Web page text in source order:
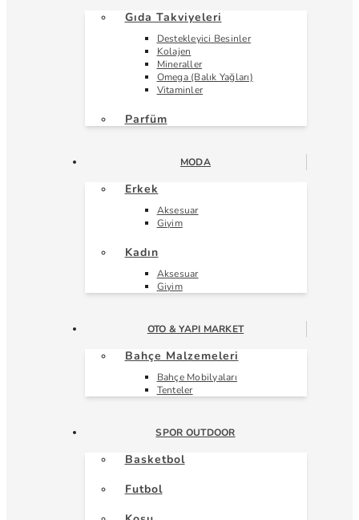
Gıda Takviyeleri
Destekleyici Besinler
Kolajen
Mineraller
Omega (Balık Yağları)
Vitaminler
Parfüm
MODA
Erkek
Aksesuar
Giyim
Kadın
Aksesuar
Giyim
OTO & YAPI MARKET
Bahçe Malzemeleri
Bahçe Mobilyaları
Tenteler
SPOR OUTDOOR
Basketbol
Futbol